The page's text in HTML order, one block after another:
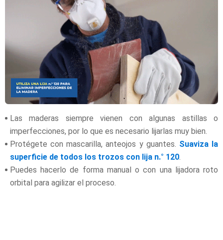
Las maderas siempre vienen con algunas astillas o
imperfecciones, por lo que es necesario lijarlas muy bien.
Protégete con mascarilla, anteojos y guantes. Suaviza la
superficie de todos los trozos con lija n.° 120.
Puedes hacerlo de forma manual o con una lijadora roto
orbital para agilizar el proceso.